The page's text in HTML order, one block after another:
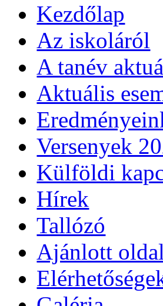
Kezdőlap
Az iskoláról
A tanév
Aktuális
Versenyek
Külföldi
Hírek
Tallózó
Ajánlott